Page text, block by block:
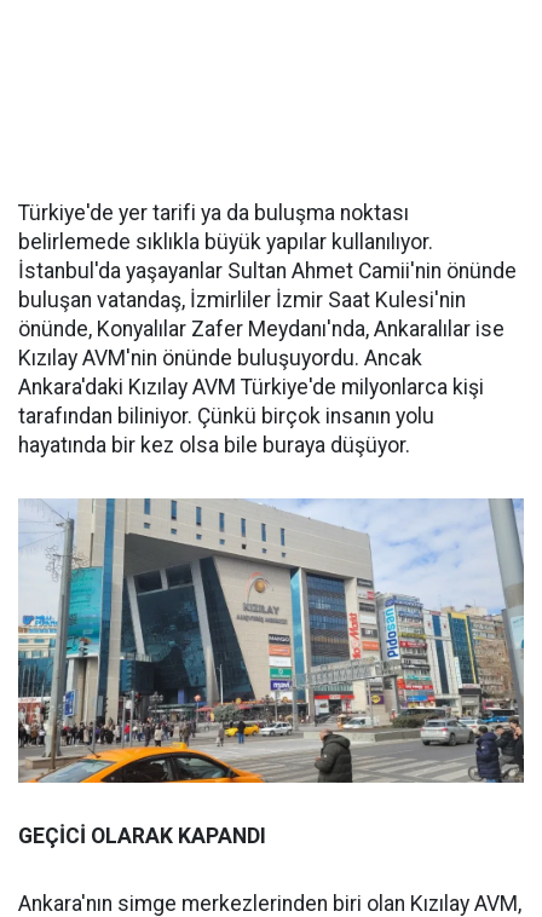
Türkiye'de yer tarifi ya da buluşma noktası
belirlemede sıklıkla büyük yapılar kullanılıyor.
İstanbul'da yaşayanlar Sultan Ahmet Camii'nin önünde
buluşan vatandaş, İzmirliler İzmir Saat Kulesi'nin
önünde, Konyalılar Zafer Meydanı'nda, Ankaralılar ise
Kızılay AVM'nin önünde buluşuyordu. Ancak
Ankara'daki Kızılay AVM Türkiye'de milyonlarca kişi
tarafından biliniyor. Çünkü birçok insanın yolu
hayatında bir kez olsa bile buraya düşüyor.
GEÇİCİ OLARAK KAPANDI
Ankara'nın simge merkezlerinden biri olan Kızılay AVM,